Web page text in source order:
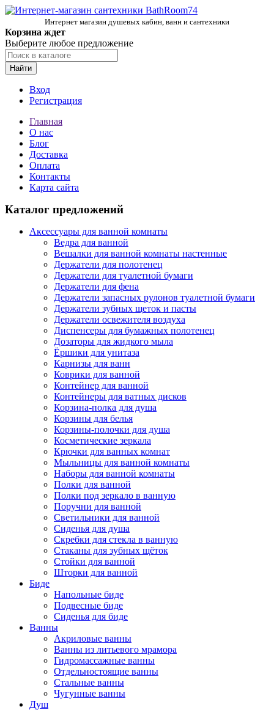
Интернет магазин душевых кабин, ванн и сантехники
Корзина ждет
Выберите любое предложение
Найти
Вход
Регистрация
Главная
О нас
Блог
Доставка
Оплата
Контакты
Карта сайта
Каталог предложений
Аксессуары для ванной комнаты
Ведра для ванной
Вешалки для ванной комнаты настенные
Держатели для полотенец
Держатели для туалетной бумаги
Держатели для фена
Держатели запасных рулонов туалетной бумаги
Держатели зубных щеток и пасты
Держатели освежителя воздуха
Диспенсеры для бумажных полотенец
Дозаторы для жидкого мыла
Ёршики для унитаза
Карнизы для ванн
Коврики для ванной
Контейнер для ванной
Контейнеры для ватных дисков
Корзина-полка для душа
Корзины для белья
Корзины-полочки для душа
Косметические зеркала
Крючки для ванных комнат
Мыльницы для ванной комнаты
Наборы для ванной комнаты
Полки для ванной
Полки под зеркало в ванную
Поручни для ванной
Светильники для ванной
Сиденья для душа
Скребки для стекла в ванную
Стаканы для зубных щёток
Стойки для ванной
Шторки для ванной
Биде
Напольные биде
Подвесные биде
Сиденья для биде
Ванны
Акриловые ванны
Ванны из литьевого мрамора
Гидромассажные ванны
Отдельностоящие ванны
Стальные ванны
Чугунные ванны
Душ